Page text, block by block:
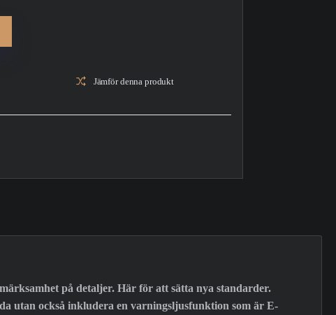
Jämför denna produkt
på detaljer. Här för att sätta nya standarder.
utan också inkludera en varningsljusfunktion som är E-